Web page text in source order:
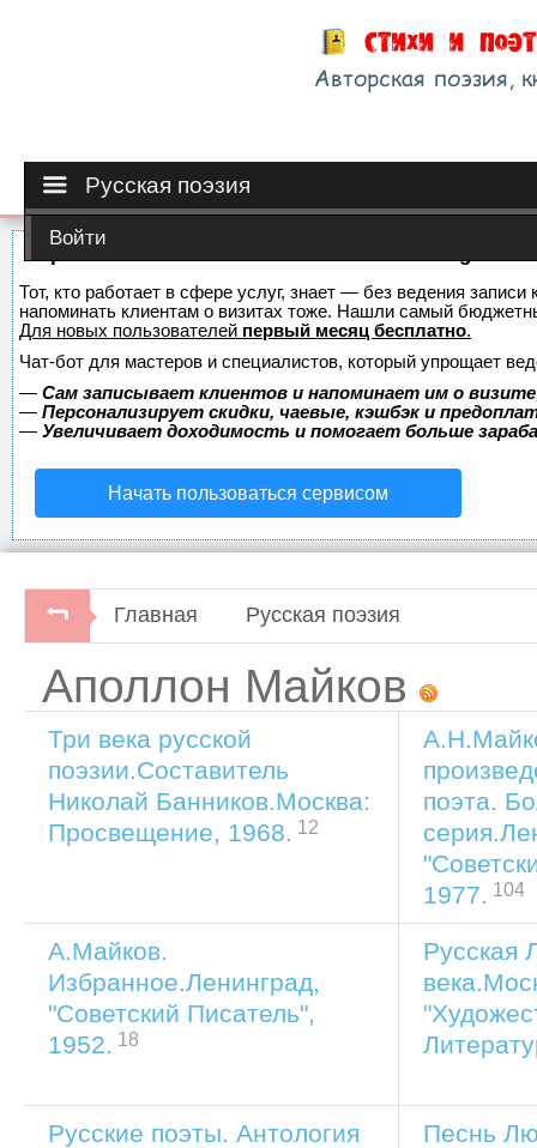
Русская поэзия
Войти
Тот, кто работает в сфере услуг, знает — без ведения
напоминать клиентам о визитах тоже. Нашли самый
Для новых пользователей первый месяц бесплатно.
Чат-бот для мастеров и специалистов, который упрощает
— Сам записывает клиентов и напоминает им о
— Персонализирует скидки, чаевые, кэшбэк и
— Увеличивает доходимость и помогает больше
Начать пользоваться сервисом
Главная Русская поэзия
Аполлон Майков
Три века русской
поэзии.Составитель
Николай Банников.Москва:
Просвещение, 1968. 12
поэта.
1977. 104
А.Майков.
Избранное.Ленинград,
"Советский Писатель",
1952. 18
Русская
Русские поэты. Антология
Песнь